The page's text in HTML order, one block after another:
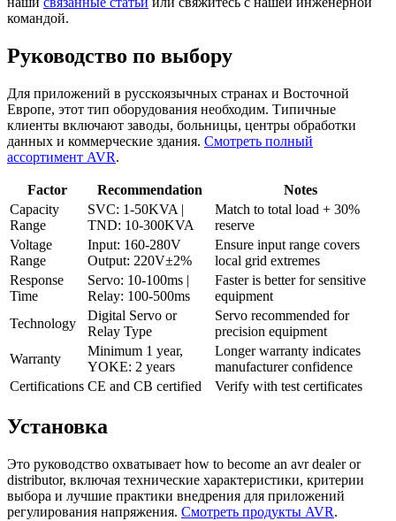
командой.
Руководство по выбору
Для приложений в русскоязычных странах и Восточной
Европе, этот тип оборудования необходим. Типичные
клиенты включают заводы, больницы, центры обработки
данных и коммерческие здания. Смотреть полный
ассортимент AVR.
Factor Recommendation
Notes
Capacity
Range
SVC: 1-50KVA |
TND: 10-300KVA
Match to total load + 30%
reserve
Voltage
Range
Input: 160-280V
Output: 220V±2%
Ensure input range covers
local grid extremes
Response
Time
Servo: 10-100ms |
Relay: 100-500ms
Faster is better for sensitive
equipment
Technology
Digital Servo or
Relay Type
Servo recommended for
precision equipment
Warranty
Minimum 1 year,
YOKE: 2 years
Longer warranty indicates
manufacturer confidence
Certifications CE and CB certified Verify with test certificates
Установка
Это руководство охватывает how to become an avr dealer or
distributor, включая технические характеристики, критерии
выбора и лучшие практики внедрения для приложений
регулирования напряжения. Смотреть продукты AVR.